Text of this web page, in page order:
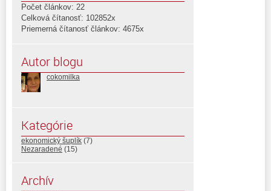
Počet článkov: 22
Celková čítanosť: 102852x
Priemerná čítanosť článkov: 4675x
Autor blogu
cokomilka
Kategórie
ekonomický šuplík (7)
Nezaradené (15)
Archív